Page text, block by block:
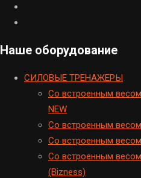
Наше оборудование
CИЛОВЫЕ ТРЕНАЖЕРЫ
Cо встроенным
NEW
Cо встроенным
Со встроенным
Cо встроенным весом
(Bizness)